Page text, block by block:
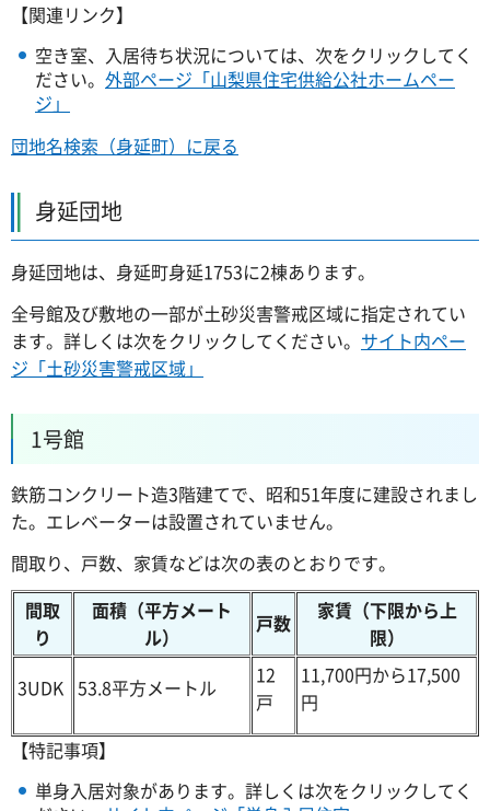
【関連リンク】
空き室、入居待ち状況については、次をクリックしてく
ださい。 外部ページ「山梨県住宅供給公社ホームペー
ジ」
団地名検索（身延町）に戻る
身延団地
身延団地は、身延町身延1753に2棟あります。
全号館及び敷地の一部が土砂災害警戒区域に指定されてい
ます。詳しくは次をクリックしてください。 サイト内ペー
ジ「土砂災害警戒区域」
1号館
鉄筋コンクリート造3階建てで、昭和51年度に建設されまし
た。エレベーターは設置されていません。
間取り、戸数、家賃などは次の表のとおりです。
間取
り
面積（平方メート
ル）
戸数
家賃（下限から上
限）
3UDK 53.8平方メートル
12
戸
11,700円から17,500
円
【特記事項】
単身入居対象があります。詳しくは次をクリックしてく